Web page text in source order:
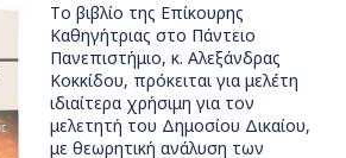
Tο βιβλίο της Επίκουρης
Καθηγήτριας στο Πάντειο
Πανεπιστήμιο, κ. Αλεξάνδρας
Κοκκίδου, πρόκειται για μελέτη
ιδιαίτερα χρήσιμη για τον
μελετητή του Δημοσίου Δικαίου,
με θεωρητική ανάλυση των